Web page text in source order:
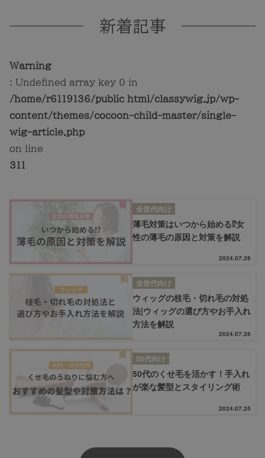
新着記事
Warning
: Undefined array key 0 in
/home/r6119136/public_html/classywig.jp/wp-
content/themes/cocoon-child-master/single-
wig-article.php
on line
311
全世代向け
薄毛対策はいつから始める⁉女
性の薄毛の原因と対策を解説
2024.07.26
全世代向け
ウィッグの枝毛・切れ毛の対処
法|ウィッグの選び方やお手入れ
方法を解説
2024.07.26
50代向け
50代のくせ毛を活かす！手入れ
が楽な髪型とスタイリング術
2024.07.25